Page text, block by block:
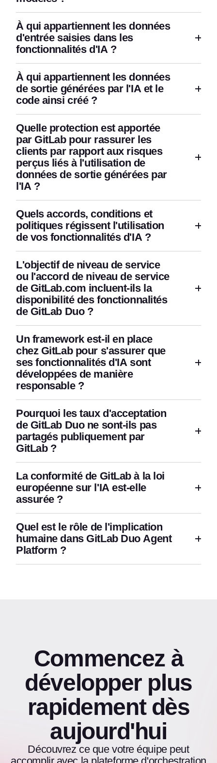
À qui appartiennent les données
d'entrée saisies dans les
fonctionnalités d'IA ?
À qui appartiennent les données
de sortie générées par l'IA et le
code ainsi créé ?
Quelle protection est apportée
par GitLab pour rassurer les
clients par rapport aux risques
perçus liés à l'utilisation de
données de sortie générées par
l'IA ?
Quels accords, conditions et
politiques régissent l'utilisation
de vos fonctionnalités d'IA ?
L'objectif de niveau de service
ou l'accord de niveau de service
de GitLab.com incluent-ils la
disponibilité des fonctionnalités
de GitLab Duo ?
Un framework est-il en place
chez GitLab pour s'assurer que
ses fonctionnalités d'IA sont
développées de manière
responsable ?
Pourquoi les taux d'acceptation
de GitLab Duo ne sont-ils pas
partagés publiquement par
GitLab ?
La conformité de GitLab à la loi
européenne sur l'IA est-elle
assurée ?
Quel est le rôle de l'implication
humaine dans GitLab Duo Agent
Platform ?
Commencez à
développer plus
rapidement dès
aujourd'hui
Découvrez ce que votre équipe peut